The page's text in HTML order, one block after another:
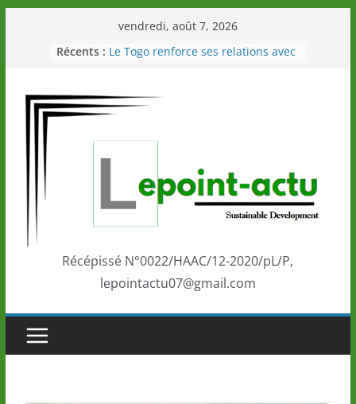
vendredi, août 7, 2026
Récents : Le Togo renforce ses relations avec
Éléphants en Côte d’Ivoire
LOTO DETENTE”, un nouveau tirage
marque de confiance au Togo sur
la scène internationale au-delà des
performances de ses athlètes
Togo: Que retenir de la politique
éducation et de l’ambition de
Récépissé N°0022/HAAC/12-2020/pL/P,
lepointactu07@gmail.com